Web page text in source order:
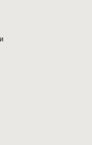
які займаються
нерухомості
*